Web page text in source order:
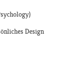
Design